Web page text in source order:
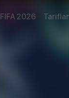
FIFA 2026 Tariflar